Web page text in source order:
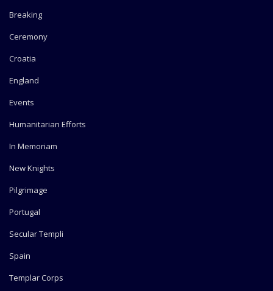
Breaking
Ceremony
Croatia
England
Events
Humanitarian Efforts
In Memoriam
New Knights
Pilgrimage
Portugal
Secular Templi
Spain
Templar Corps